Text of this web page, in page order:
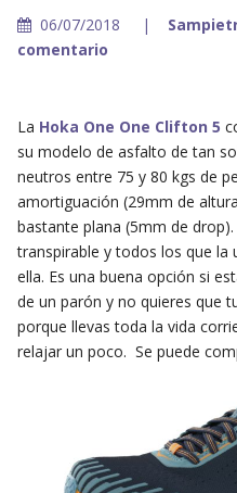
06/07/2018
comentario
La Hoka One One Clifton 5
su modelo de asfalto de tan
neutros entre 75 y 80 kgs de
amortiguación (29mm de
bastante plana (5mm de
transpirable y todos los que la
ella. Es una buena opción si
de un parón y no quieres que
porque llevas toda la vida
relajar un poco. Se puede